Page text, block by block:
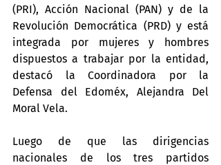
(PRI), Acción Nacional (PAN) y de la
Revolución Democrática (PRD) y está
integrada por mujeres y hombres
dispuestos a trabajar por la entidad,
destacó la Coordinadora por la
Defensa del Edoméx, Alejandra Del
Moral Vela.
Luego de que las dirigencias
nacionales de los tres partidos